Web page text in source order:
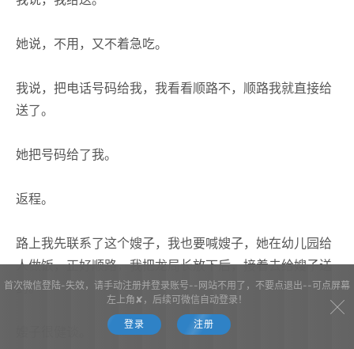
她说，不用，又不着急吃。
我说，把电话号码给我，我看看顺路不，顺路我就直接给
送了。
她把号码给了我。
返程。
路上我先联系了这个嫂子，我也要喊嫂子，她在幼儿园给
人做饭，正好顺路，我把龙局长放下后，接着去给嫂子送
药。
首次微信登陆-失效，请手动注册并登录账号--网站不用了，不要点退出--可点屏幕
左上角✘，后续可微信自动登录！
登录 注册